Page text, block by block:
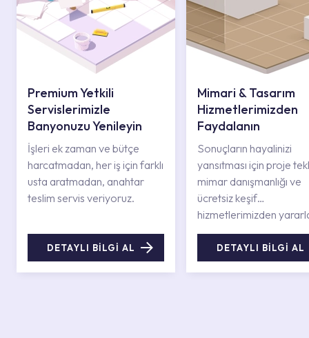
Premium Yetkili
Servislerimizle
Banyonuzu Yenileyin
İşleri ek zaman ve bütçe
harcatmadan, her iş için farklı
usta aratmadan, anahtar
teslim servis veriyoruz.
DETAYLI BİLGİ AL
Mimari & Tasarım
Hizmetlerimizden
Faydalanın
Sonuçların hayalinizi
yansıtması için proje
mimar danışmanlığı ve
ücretsiz keşif
hizmetlerimizden
DETAYLI BİLGİ AL